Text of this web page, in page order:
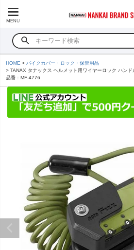
MENU
HOME
バイクカバー・ロック・保管用品
TANAX タナックス ヘルメット用ワイヤーロック ハン
品番：MF-4776